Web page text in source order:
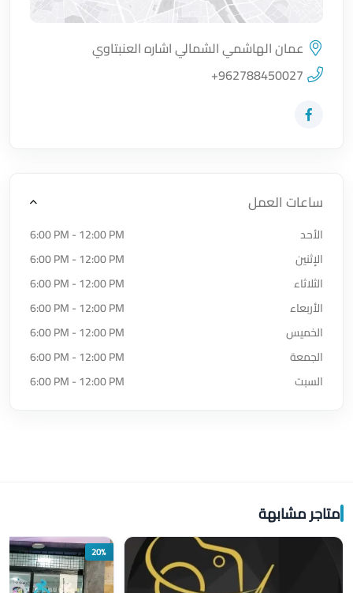
اضغط لتحميل الموقع
عمان الهاشمي الشمالي اشاره العنبتاوي
+962788450027
زيارة حساب المتجر على Facebook-f
ساعات العمل
الأحد
6:00 PM - 12:00 PM
الإثنين
6:00 PM - 12:00 PM
الثلاثاء
6:00 PM - 12:00 PM
الأربعاء
6:00 PM - 12:00 PM
الخميس
6:00 PM - 12:00 PM
الجمعة
6:00 PM - 12:00 PM
السبت
6:00 PM - 12:00 PM
متاجر مشابهة
20%